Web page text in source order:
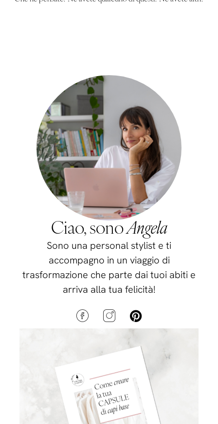
Ciao, sonoAngela
Sono una personal stylist e ti
accompagno in un viaggio di
trasformazione che parte dai tuoi abiti e
arriva alla tua felicità!